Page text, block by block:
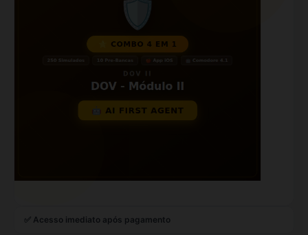
✅ Acesso imediato após pagamento